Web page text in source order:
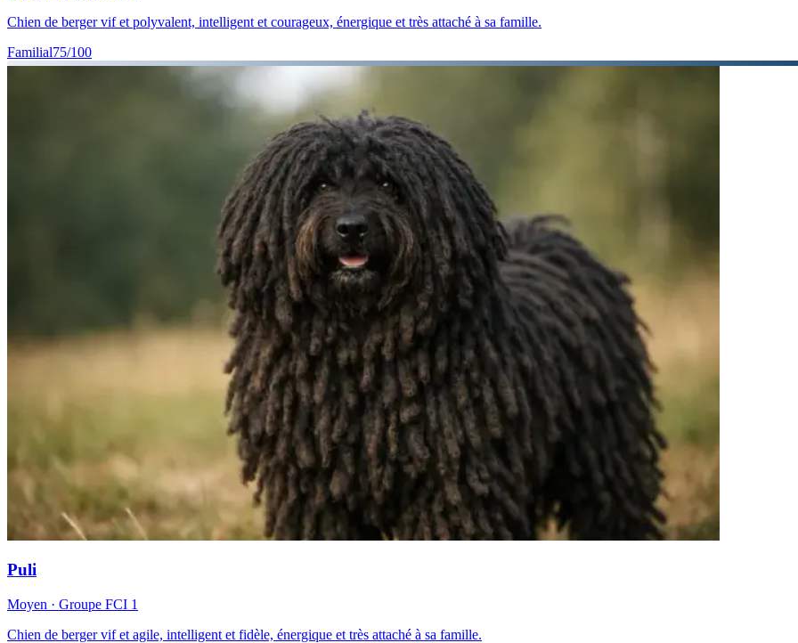
Chien de berger vif et polyvalent, intelligent et courageux, énergique et très attaché à sa famille.
Familial75/100
Puli
Moyen · Groupe FCI 1
Chien de berger vif et agile, intelligent et fidèle, énergique et très attaché à sa famille.